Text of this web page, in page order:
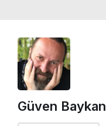
Güven Baykan